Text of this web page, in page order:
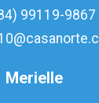
99119-9867
Merielle